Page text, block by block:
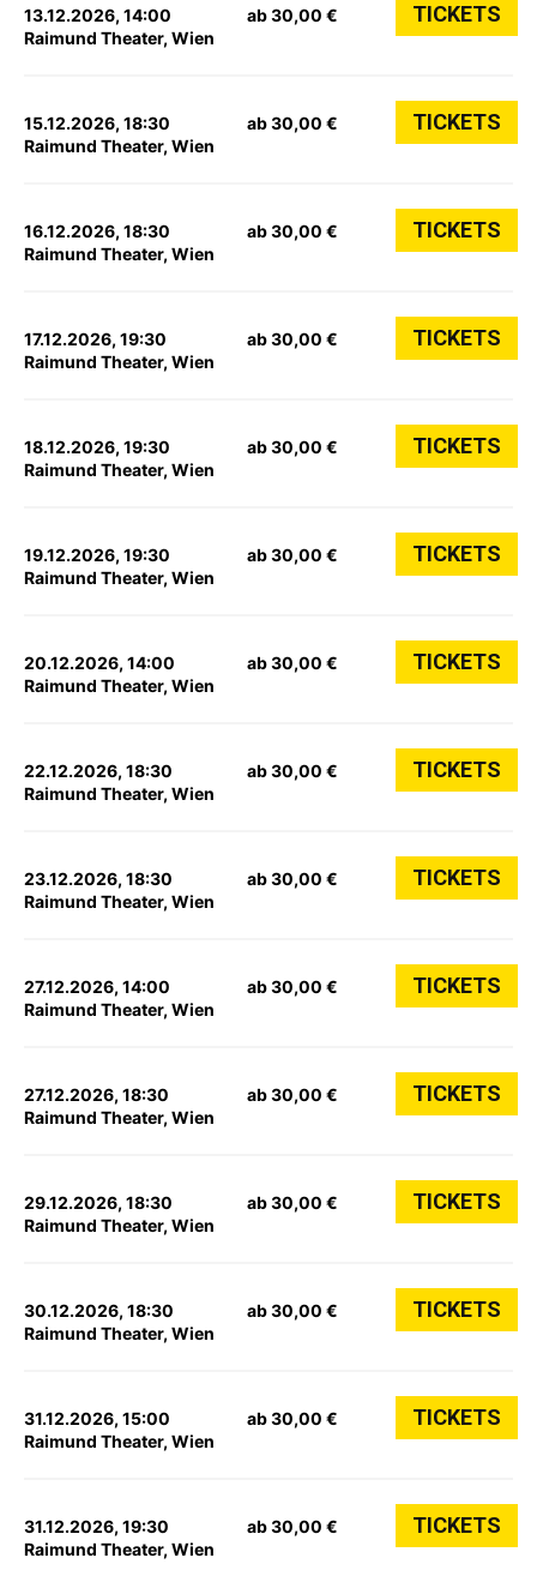
13.12.2026, 14:00
Raimund Theater, Wien
ab 30,00 € TICKETS
15.12.2026, 18:30
Raimund Theater, Wien
ab 30,00 € TICKETS
16.12.2026, 18:30
Raimund Theater, Wien
ab 30,00 € TICKETS
17.12.2026, 19:30
Raimund Theater, Wien
ab 30,00 € TICKETS
18.12.2026, 19:30
Raimund Theater, Wien
ab 30,00 € TICKETS
19.12.2026, 19:30
Raimund Theater, Wien
ab 30,00 € TICKETS
20.12.2026, 14:00
Raimund Theater, Wien
ab 30,00 € TICKETS
22.12.2026, 18:30
Raimund Theater, Wien
ab 30,00 € TICKETS
23.12.2026, 18:30
Raimund Theater, Wien
ab 30,00 € TICKETS
27.12.2026, 14:00
Raimund Theater, Wien
ab 30,00 € TICKETS
27.12.2026, 18:30
Raimund Theater, Wien
ab 30,00 € TICKETS
29.12.2026, 18:30
Raimund Theater, Wien
ab 30,00 € TICKETS
30.12.2026, 18:30
Raimund Theater, Wien
ab 30,00 € TICKETS
31.12.2026, 15:00
Raimund Theater, Wien
ab 30,00 € TICKETS
31.12.2026, 19:30
Raimund Theater, Wien
ab 30,00 € TICKETS